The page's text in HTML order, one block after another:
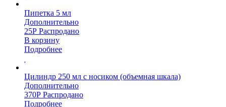
Пипетка 5 мл
Дополнительно
25Р Распродано
В корзину
Подробнее
Цилиндр 250 мл с носиком (объемная шкала)
Дополнительно
370Р Распродано
Подробнее